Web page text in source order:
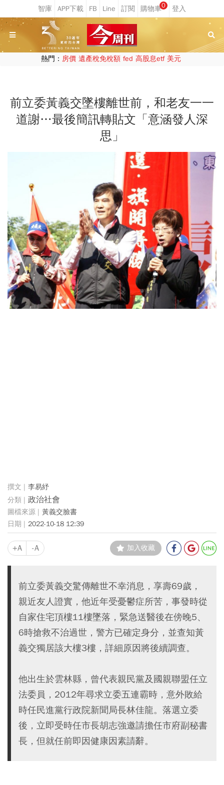
0
熱門： 房價 遺產稅免稅額 fed 高股息etf 美元
前立委黃義交墜樓離世前，和老友一一
道謝…最後簡訊轉貼文「意涵發人深
思」
李易紓
政治社會
黃義交臉書
2022-10-18 12:39
+A -A 加入收藏
前立委黃義交驚傳離世不幸消息，享壽69歲，
親近友人證實，他近年受憂鬱症所苦，事發時從
自家住宅頂樓11樓墜落，緊急送醫後在傍晚5、
6時搶救不治過世，警方已確定身分，並查知黃
義交獨居該大樓3樓，詳細原因將後續調查。
他出生於雲林縣，曾代表親民黨及國親聯盟任立
法委員，2012年尋求立委五連霸時，意外敗給
時任民進黨行政院新聞局長林佳龍。落選立委
後，立即受時任市長胡志強邀請擔任市府副秘書
長，但就任前即因健康因素請辭。